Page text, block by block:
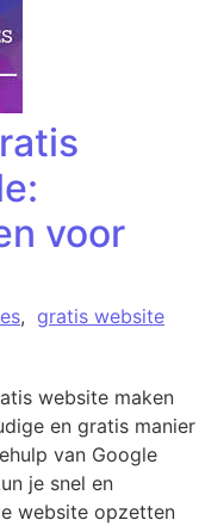
voor
, gratis website
website maken
en gratis manier
van Google
je snel en
website opzetten